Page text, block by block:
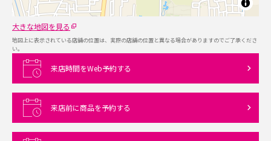
大きな地図を見る
地図上に表示されている店舗の位置は、実際の店舗の位置と異なる場合がありますのでご了承くださ
い。
来店時間をWeb予約する
来店前に商品を予約する